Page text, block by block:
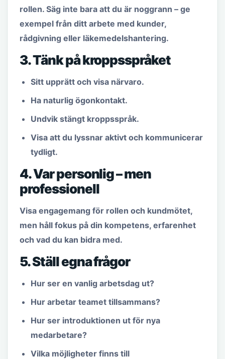
rollen. Säg inte bara att du är noggrann – ge
exempel från ditt arbete med kunder,
rådgivning eller läkemedelshantering.
3. Tänk på kroppsspråket
Sitt upprätt och visa närvaro.
Ha naturlig ögonkontakt.
Undvik stängt kroppsspråk.
Visa att du lyssnar aktivt och kommunicerar
tydligt.
4. Var personlig – men
professionell
Visa engagemang för rollen och kundmötet,
men håll fokus på din kompetens, erfarenhet
och vad du kan bidra med.
5. Ställ egna frågor
Hur ser en vanlig arbetsdag ut?
Hur arbetar teamet tillsammans?
Hur ser introduktionen ut för nya
medarbetare?
Vilka möjligheter finns till